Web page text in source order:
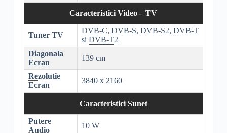
Caracteristici Video – TV
Tuner TV
DVB-C, DVB-S, DVB-S2, DVB-T
si DVB-T2
Diagonala
Ecran
139 cm
Rezolutie
Ecran
3840 x 2160
Caracteristici Sunet
Putere
Audio
10 W